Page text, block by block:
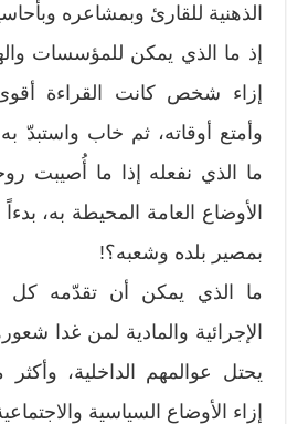
الذهنية للقارئ وبمشاعره
إذ ما الذي يمكن للمؤسسات
إزاء شخص كانت القراءة أقوى
وأمتع أوقاته، ثم خاب واستبدّ
ما الذي نفعله إذا ما أُصيبت
الأوضاع العامة المحيطة به،
بمصير بلده وشعبه؟!
ما الذي يمكن أن تقدّمه كل
الإجرائية والمادية لمن غدا
يحتل عوالمهم الداخلية،
إزاء الأوضاع السياسية